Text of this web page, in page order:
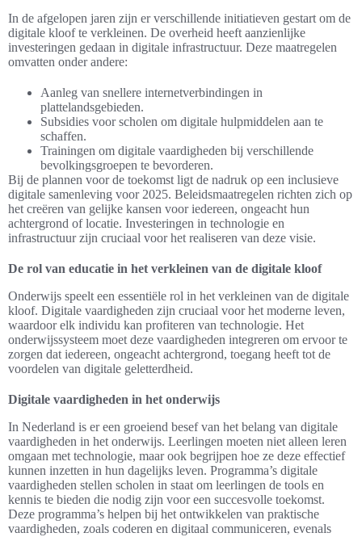
In de afgelopen jaren zijn er verschillende initiatieven gestart om de
digitale kloof te verkleinen. De overheid heeft aanzienlijke
investeringen gedaan in digitale infrastructuur. Deze maatregelen
omvatten onder andere:
Aanleg van snellere internetverbindingen in
plattelandsgebieden.
Subsidies voor scholen om digitale hulpmiddelen aan te
schaffen.
Trainingen om digitale vaardigheden bij verschillende
bevolkingsgroepen te bevorderen.
Bij de plannen voor de toekomst ligt de nadruk op een inclusieve
digitale samenleving voor 2025. Beleidsmaatregelen richten zich op
het creëren van gelijke kansen voor iedereen, ongeacht hun
achtergrond of locatie. Investeringen in technologie en
infrastructuur zijn cruciaal voor het realiseren van deze visie.
De rol van educatie in het verkleinen van de digitale kloof
Onderwijs speelt een essentiële rol in het verkleinen van de digitale
kloof. Digitale vaardigheden zijn cruciaal voor het moderne leven,
waardoor elk individu kan profiteren van technologie. Het
onderwijssysteem moet deze vaardigheden integreren om ervoor te
zorgen dat iedereen, ongeacht achtergrond, toegang heeft tot de
voordelen van digitale geletterdheid.
Digitale vaardigheden in het onderwijs
In Nederland is er een groeiend besef van het belang van digitale
vaardigheden in het onderwijs. Leerlingen moeten niet alleen leren
omgaan met technologie, maar ook begrijpen hoe ze deze effectief
kunnen inzetten in hun dagelijks leven. Programma’s digitale
vaardigheden stellen scholen in staat om leerlingen de tools en
kennis te bieden die nodig zijn voor een succesvolle toekomst.
Deze programma’s helpen bij het ontwikkelen van praktische
vaardigheden, zoals coderen en digitaal communiceren, evenals